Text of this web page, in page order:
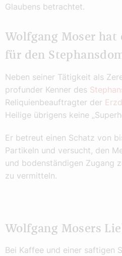
Glaubens betrachtet.
Wolfgang Moser hat
für den
Neben seiner Tätigkeit als
profunder Kenner des
Reliquienbeauftragter der
Heilige übrigens keine
Er betreut einen Schatz von
Partikeln und versucht, den
und bodenständigen Zugang
zu vermitteln.
Wolfgang Mosers
Bei Kaffee und einer saftigen